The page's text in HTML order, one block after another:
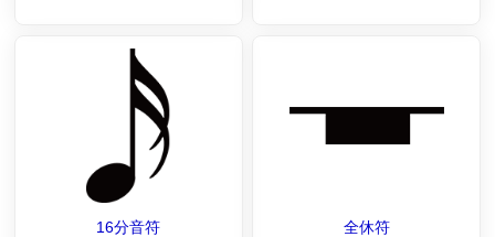
16分音符 全休符